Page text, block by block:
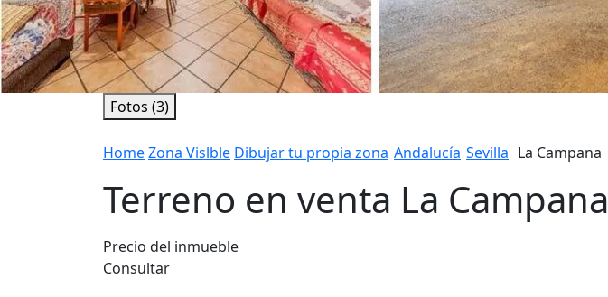
Fotos (3)
HomeZona Vislble Dibujar tu propia zona Andalucía Sevilla La Campana
Terreno en venta La Campana
Precio del inmueble
Consultar